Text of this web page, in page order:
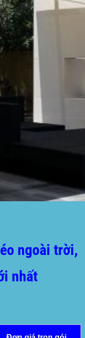
ngoài trời,
nhất